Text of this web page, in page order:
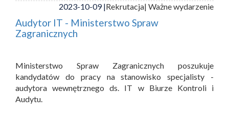
2023-10-09 |Rekrutacja| Ważne wydarzenie
Audytor IT - Ministerstwo Spraw
Zagranicznych
Ministerstwo Spraw Zagranicznych poszukuje
kandydatów do pracy na stanowisko specjalisty -
audytora wewnętrznego ds. IT w Biurze Kontroli i
Audytu.